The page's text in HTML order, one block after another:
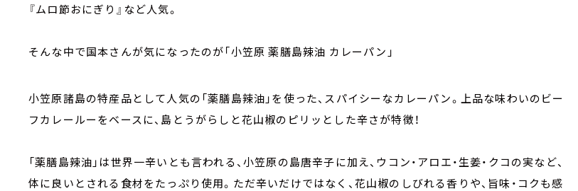
『ムロ節おにぎり』など人気。
そんな中で国本さんが気になったのが「小笠原 薬膳島辣油 カレーパン」
小笠原諸島の特産品として人気の「薬膳島辣油」を使った、スパイシーなカレーパン。上品な味わいのビー
フカレールーをベースに、島とうがらしと花山椒のピリッとした辛さが特徴！
「薬膳島辣油」は世界一辛いとも言われる、小笠原の島唐辛子に加え、ウコン・アロエ・生姜・クコの実など、
体に良いとされる食材をたっぷり使用。ただ辛いだけではなく、花山椒のしびれる香りや、旨味・コクも感